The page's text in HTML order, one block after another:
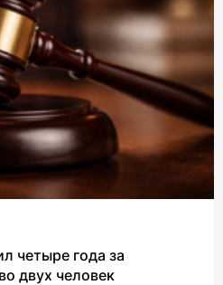
четыре года за
двух человек